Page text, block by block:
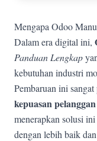
Mengapa Odoo
Dalam era digital ini,
Panduan Lengkap
kebutuhan industri
Pembaruan ini
kepuasan pelanggan
menerapkan solusi
dengan lebih baik